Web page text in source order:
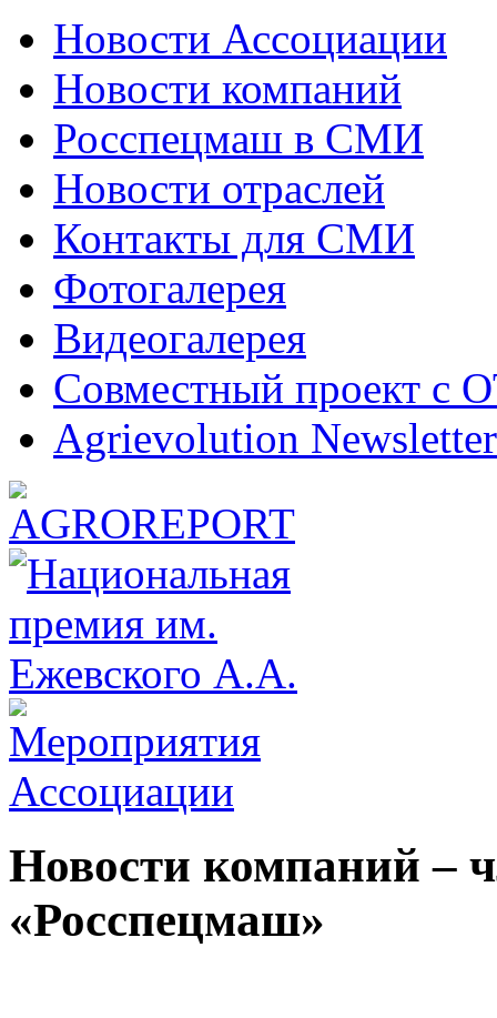
Новости Ассоциации
Новости компаний
Росспецмаш в СМИ
Новости отраслей
Контакты для СМИ
Фотогалерея
Видеогалерея
Совместный проект с
Agrievolution Newsletter
Новости компаний –
«Росспецмаш»